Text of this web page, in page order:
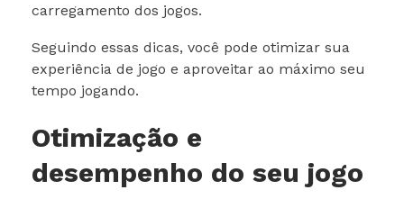
carregamento dos jogos.
Seguindo essas dicas, você pode otimizar sua
experiência de jogo e aproveitar ao máximo seu
tempo jogando.
Otimização e
desempenho do seu jogo